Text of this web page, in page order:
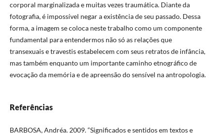
corporal marginalizada e muitas vezes traumática. Diante da
fotografia, é impossível negar a existência de seu passado. Dessa
forma, a imagem se coloca neste trabalho como um componente
fundamental para entendermos não só as relações que
transexuais e travestis estabelecem com seus retratos de infância,
mas também enquanto um importante caminho etnográfico de
evocação da memória e de apreensão do sensível na antropologia.
Referências
BARBOSA, Andréa. 2009. “Significados e sentidos em textos e